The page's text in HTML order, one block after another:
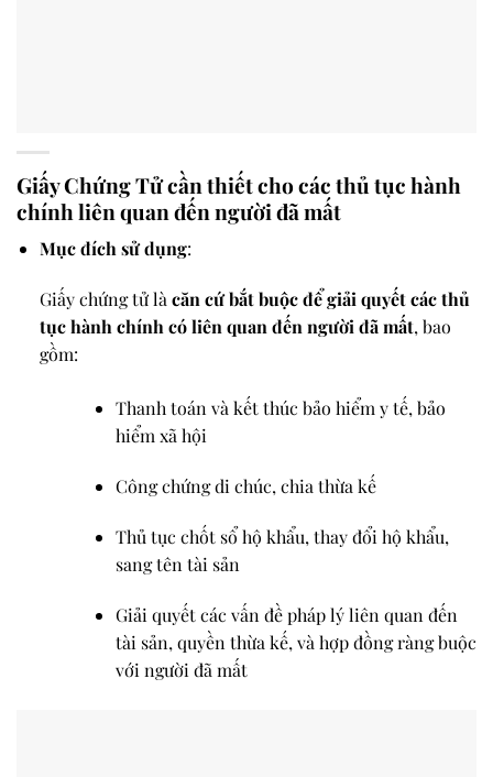
Giấy Chứng Tử cần thiết cho các thủ tục hành
chính liên quan đến người đã mất
Mục đích sử dụng:
Giấy chứng tử làcăn cứ bắt buộc để giải quyết các thủ
tục hành chính có liên quan đến người đã mất, bao
gồm:
Thanh toán và kết thúc bảo hiểm y tế, bảo
hiểm xã hội
Công chứng di chúc, chia thừa kế
Thủ tục chốt sổ hộ khẩu, thay đổi hộ khẩu,
sang tên tài sản
Giải quyết các vấn đề pháp lý liên quan đến
tài sản, quyền thừa kế, và hợp đồng ràng buộc
với người đã mất